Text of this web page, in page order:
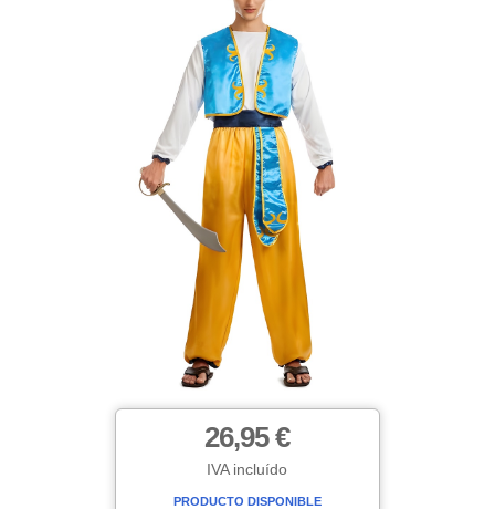
26,95 €
IVA incluído
PRODUCTO DISPONIBLE